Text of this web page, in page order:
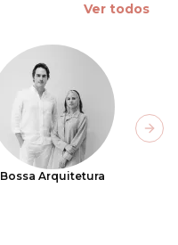
Ver todos
Bossa Arquitetura